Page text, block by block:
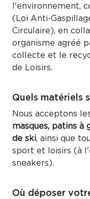
l'environnement,
(Loi Anti-
Circulaire), en
organisme agréé
collecte et le
de Loisirs.
Quels matériels
Nous acceptons
masques, patins à
de ski, ainsi que
sport et loisirs (à
sneakers).
Où déposer